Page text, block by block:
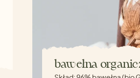
bawełna